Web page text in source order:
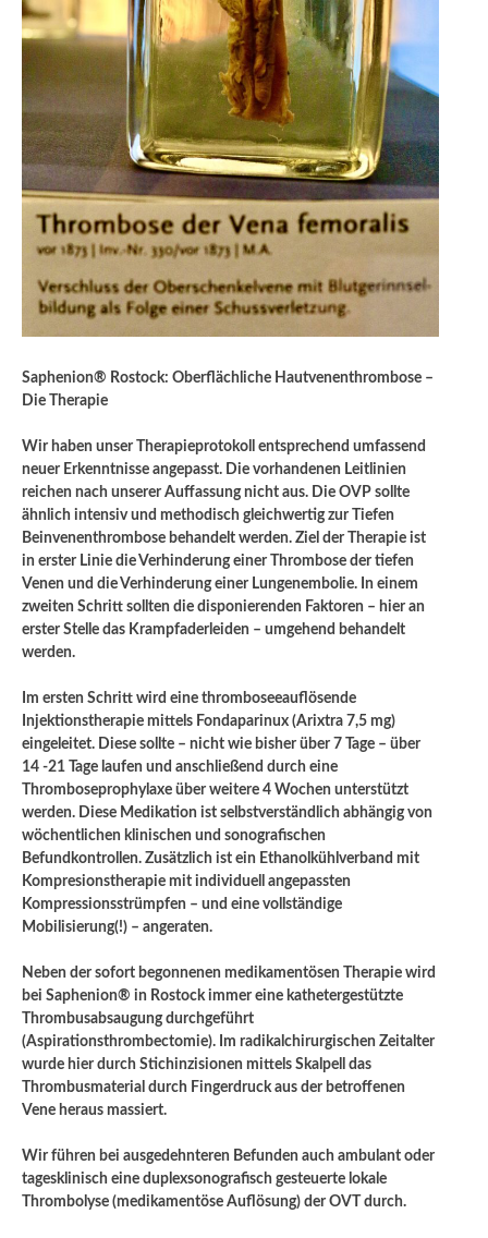
Saphenion® Rostock: Oberflächliche Hautvenenthrombose –
Die Therapie
Wir haben unser Therapieprotokoll entsprechend umfassend
neuer Erkenntnisse angepasst. Die vorhandenen Leitlinien
reichen nach unserer Auffassung nicht aus. Die OVP sollte
ähnlich intensiv und methodisch gleichwertig zur Tiefen
Beinvenenthrombose behandelt werden. Ziel der Therapie ist
in erster Linie die Verhinderung einer Thrombose der tiefen
Venen und die Verhinderung einer Lungenembolie. In einem
zweiten Schritt sollten die disponierenden Faktoren – hier an
erster Stelle das Krampfaderleiden – umgehend behandelt
werden.
Im ersten Schritt wird eine thromboseeauflösende
Injektionstherapie mittels Fondaparinux (Arixtra 7,5 mg)
eingeleitet. Diese sollte – nicht wie bisher über 7 Tage – über
14 -21 Tage laufen und anschließend durch eine
Thromboseprophylaxe über weitere 4 Wochen unterstützt
werden. Diese Medikation ist selbstverständlich abhängig von
wöchentlichen klinischen und sonografischen
Befundkontrollen. Zusätzlich ist ein Ethanolkühlverband mit
Kompresionstherapie mit individuell angepassten
Kompressionsstrümpfen – und eine vollständige
Mobilisierung(!) – angeraten.
Neben der sofort begonnenen medikamentösen Therapie wird
bei Saphenion® in Rostock immer eine kathetergestützte
Thrombusabsaugung durchgeführt
(Aspirationsthrombectomie). Im radikalchirurgischen Zeitalter
wurde hier durch Stichinzisionen mittels Skalpell das
Thrombusmaterial durch Fingerdruck aus der betroffenen
Vene heraus massiert.
Wir führen bei ausgedehnteren Befunden auch ambulant oder
tagesklinisch eine duplexsonografisch gesteuerte lokale
Thrombolyse (medikamentöse Auflösung) der OVT durch.